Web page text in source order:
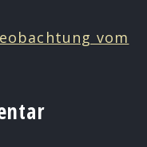
vom